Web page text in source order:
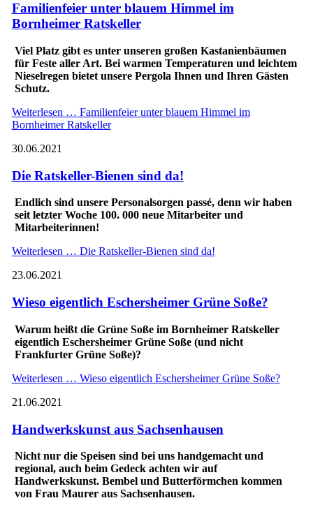
Familienfeier unter blauem Himmel im
Bornheimer Ratskeller
Viel Platz gibt es unter unseren großen Kastanienbäumen
für Feste aller Art. Bei warmen Temperaturen und leichtem
Nieselregen bietet unsere Pergola Ihnen und Ihren Gästen
Schutz.
Weiterlesen … Familienfeier unter blauem Himmel im
Bornheimer Ratskeller
30.06.2021
Die Ratskeller-Bienen sind da!
Endlich sind unsere Personalsorgen passé, denn wir haben
seit letzter Woche 100. 000 neue Mitarbeiter und
Mitarbeiterinnen!
Weiterlesen … Die Ratskeller-Bienen sind da!
23.06.2021
Wieso eigentlich Eschersheimer Grüne Soße?
Warum heißt die Grüne Soße im Bornheimer Ratskeller
eigentlich Eschersheimer Grüne Soße (und nicht
Frankfurter Grüne Soße)?
Weiterlesen … Wieso eigentlich Eschersheimer Grüne Soße?
21.06.2021
Handwerkskunst aus Sachsenhausen
Nicht nur die Speisen sind bei uns handgemacht und
regional, auch beim Gedeck achten wir auf
Handwerkskunst. Bembel und Butterförmchen kommen
von Frau Maurer aus Sachsenhausen.